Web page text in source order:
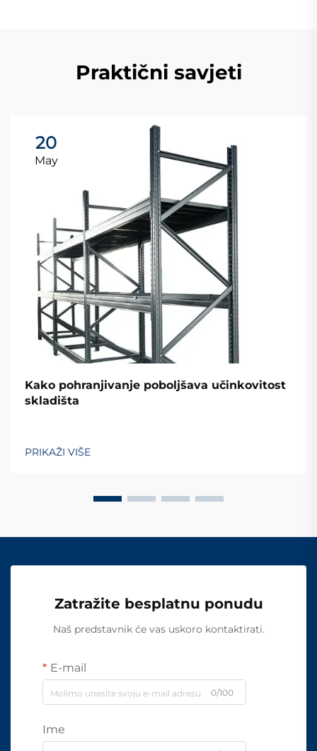
Praktični savjeti
20
May
Kako pohranjivanje poboljšava učinkovitost
skladišta
PRIKAŽI VIŠE
Zatražite besplatnu ponudu
Naš predstavnik će vas uskoro kontaktirati.
E-mail
0/100
Ime